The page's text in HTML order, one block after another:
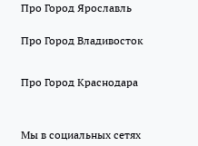
Про Город Ярославль
Про Город Владивосток
Про Город Краснодара
Мы в социальных сетях